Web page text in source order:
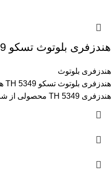
هندزفری بلوتوث تسکو TH 5349
هندزفری بلوتوث
هندزفری TH 5349 محصولی از شرکت تسکو است که به